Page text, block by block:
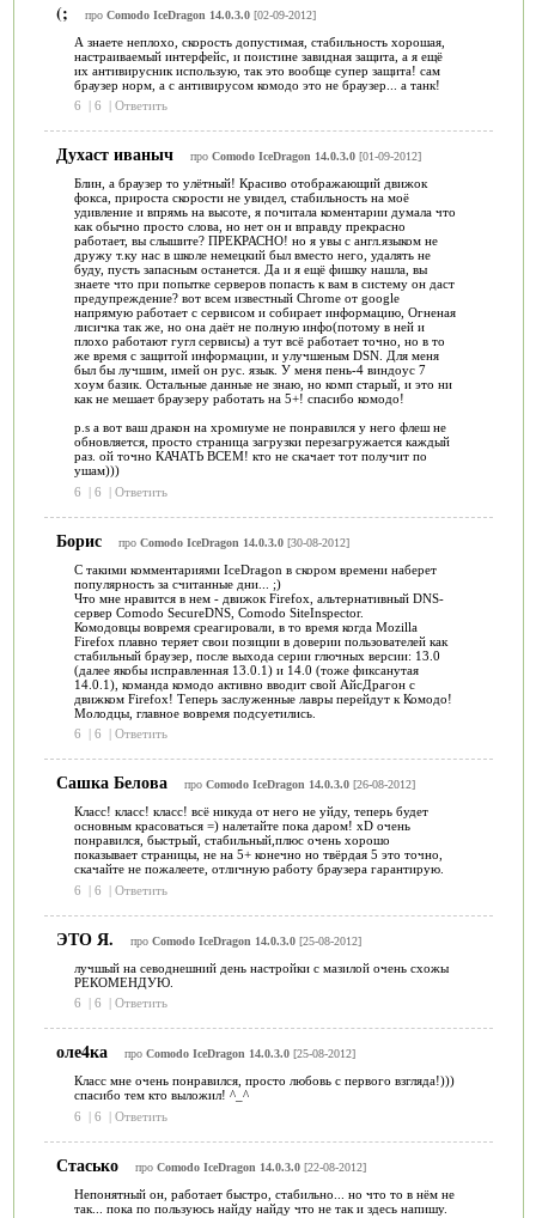
(; про Comodo IceDragon 14.0.3.0[02-09-2012]
А знаете неплохо, скорость допустимая, стабильность хорошая,
настраиваемый интерфейс, и поистине завидная защита, а я ещё
их антивирусник использую, так это вообще супер защита! сам
браузер норм, а с антивирусом комодо это не браузер... а танк!
6
| 6 | Ответить
Духаст иваныч про Comodo IceDragon 14.0.3.0[01-09-2012]
Блин, а браузер то улётный! Красиво отображающий движок
фокса, прироста скорости не увидел, стабильность на моё
удивление и впрямь на высоте, я почитала коментарии думала что
как обычно просто слова, но нет он и вправду прекрасно
работает, вы слышите? ПРЕКРАСНО! но я увы с англ.языком не
дружу т.ку нас в школе немецкий был вместо него, удалять не
буду, пусть запасным останется. Да и я ещё фишку нашла, вы
знаете что при попытке серверов попасть к вам в систему он даст
предупреждение? вот всем известный Chrome от google
напрямую работает с сервисом и собирает информацию, Огненая
лисичка так же, но она даёт не полную инфо(потому в ней и
плохо работают гугл сервисы) а тут всё работает точно, но в то
же время с защитой информации, и улучшеным DSN. Для меня
был бы лучшим, имей он рус. язык. У меня пень-4 виндоус 7
хоум базик. Остальные данные не знаю, но комп старый, и это ни
как не мешает браузеру работать на 5+! спасибо комодо!
p.s а вот ваш дракон на хромиуме не понравился у него флеш не
обновляется, просто страница загрузки перезагружается каждый
раз. ой точно КАЧАТЬ ВСЕМ! кто не скачает тот получит по
ушам)))
6
| 6 | Ответить
Борис про Comodo IceDragon 14.0.3.0[30-08-2012]
С такими комментариями IceDragon в скором времени наберет
популярность за считанные дни... ;)
Что мне нравится в нем - движок Firefox, альтернативный DNS-
сервер Comodo SecureDNS, Comodo SiteInspector.
Комодовцы вовремя среагировали, в то время когда Mozilla
Firefox плавно теряет свои позиции в доверии пользователей как
стабильный браузер, после выхода серии глючных версии: 13.0
(далее якобы исправленная 13.0.1) и 14.0 (тоже фиксанутая
14.0.1), команда комодо активно вводит свой АйсДрагон с
движком Firefox! Теперь заслуженные лавры перейдут к Комодо!
Молодцы, главное вовремя подсуетились.
6
| 6 | Ответить
Сашка Белова про Comodo IceDragon 14.0.3.0[26-08-2012]
Класс! класс! класс! всё никуда от него не уйду, теперь будет
основным красоваться =) налетайте пока даром! хD очень
понравился, быстрый, стабильный,плюс очень хорошо
показывает страницы, не на 5+ конечно но твёрдая 5 это точно,
скачайте не пожалеете, отличную работу браузера гарантирую.
6
| 6 | Ответить
ЭТО Я. про Comodo IceDragon 14.0.3.0[25-08-2012]
лучшый на севоднешний день настройки с мазилой очень схожы
РЕКОМЕНДУЮ.
6
| 6 | Ответить
оле4ка про Comodo IceDragon 14.0.3.0[25-08-2012]
Класс мне очень понравился, просто любовь с первого взгляда!)))
спасибо тем кто выложил! ^_^
6
| 6 | Ответить
Стасько про Comodo IceDragon 14.0.3.0[22-08-2012]
Непонятный он, работает быстро, стабильно... но что то в нём не
так... пока по пользуюсь найду найду что не так и здесь напишу.